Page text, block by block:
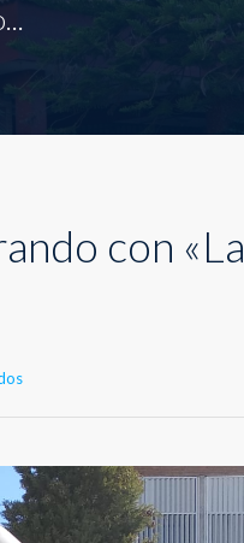
con «La
en
Carrera
colaborando
con